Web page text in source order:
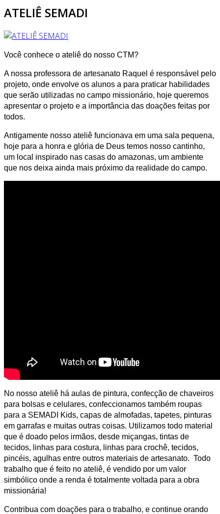
ATELIÊ SEMADI
Você conhece o ateliê do nosso CTM?
A nossa professora de artesanato Raquel é responsável pelo
projeto, onde envolve os alunos a para praticar habilidades
que serão utilizadas no campo missionário, hoje queremos
apresentar o projeto e a importância das doações feitas por
todos.
Antigamente nosso ateliê funcionava em uma sala pequena,
hoje para a honra e glória de Deus temos nosso cantinho,
um local inspirado nas casas do amazonas, um ambiente
que nos deixa ainda mais próximo da realidade do campo.
No nosso ateliê há aulas de pintura, confecção de chaveiros
para bolsas e celulares, confeccionamos também roupas
para a SEMADI Kids, capas de almofadas, tapetes, pinturas
em garrafas e muitas outras coisas. Utilizamos todo material
que é doado pelos irmãos, desde miçangas, tintas de
tecidos, linhas para costura, linhas para crochê, tecidos,
pincéis, agulhas entre outros materiais de artesanato. Todo
trabalho que é feito no ateliê, é vendido por um valor
simbólico onde a renda é totalmente voltada para a obra
missionária!
Contribua com doações para o trabalho, e continue orando